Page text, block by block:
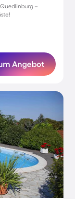
–
Angebot